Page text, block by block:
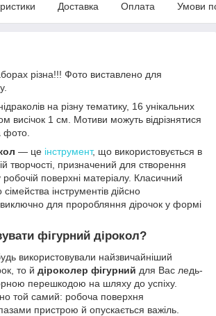
Доставка Оплата Умови
різна!!! Фото виставлено для
на різну тематику, 16 унікальних
висічок 1 см. Мотиви можуть відрізнятися
фото.
— це інструмент, що використовується в
творчості, призначений для створення
робочій поверхні матеріалу. Класичний
інструментів дійсно
виключно для проробляння дірочок у формі
фігурний дірокол?
використовували найзвичайніший
то й діроколер фігурний для Вас ледь-
перешкодою на шляху до успіху.
той самий: робоча поверхня
пристрою й опускається важіль.